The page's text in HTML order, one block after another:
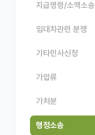
지급명령/소액소송
임대차관련 분쟁
기타민사신청
가압류
가처분
행정소송